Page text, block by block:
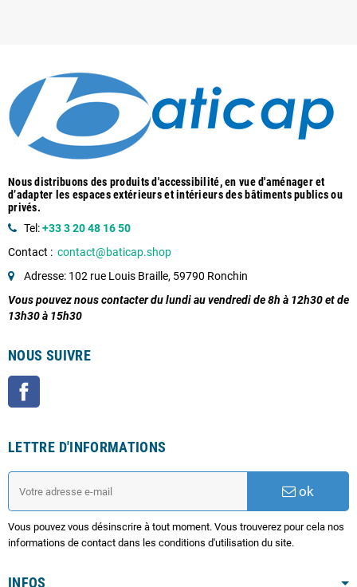
Nous distribuons des produits d'accessibilité, en vue d'aménager et
d’adapter les espaces extérieurs et intérieurs des bâtiments publics ou
privés.
Tel:+33 3 20 48 16 50
Contact : contact@baticap.shop
Adresse: 102 rue Louis Braille, 59790 Ronchin
Vous pouvez nous contacter du lundi au vendredi de 8h à 12h30 et de
13h30 à 15h30
NOUS SUIVRE
LETTRE D'INFORMATIONS
ok
Vous pouvez vous désinscrire à tout moment. Vous trouverez pour cela nos
informations de contact dans les conditions d'utilisation du site.
INFOS